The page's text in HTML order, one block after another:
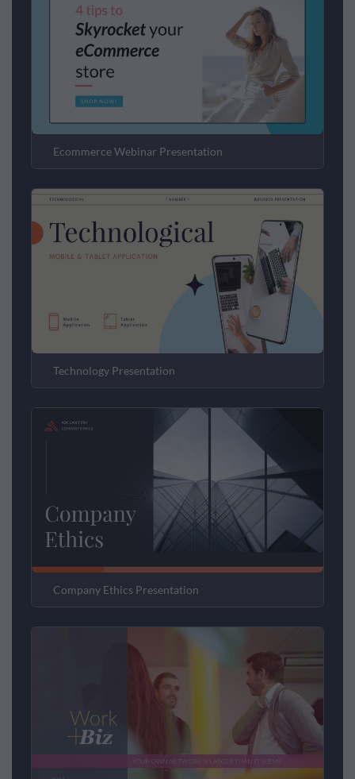
Ecommerce Webinar Presentation
Technology Presentation
Company Ethics Presentation